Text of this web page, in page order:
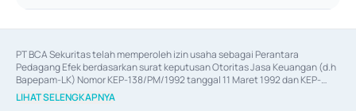
PT BCA Sekuritas telah memperoleh izin usaha sebagai Perantara
Pedagang Efek berdasarkan surat keputusan Otoritas Jasa Keuangan (d.h
Bapepam-LK) Nomor KEP-138/PM/1992 tanggal 11 Maret 1992 dan KEP-
06/D.04/2014 tanggal 28 Februari 2014, izin usaha sebagai Penjamin Emisi
Efek berdasarkan surat keputusan Otoritas Jasa Keuangan Nomor KEP-
LIHAT SELENGKAPNYA